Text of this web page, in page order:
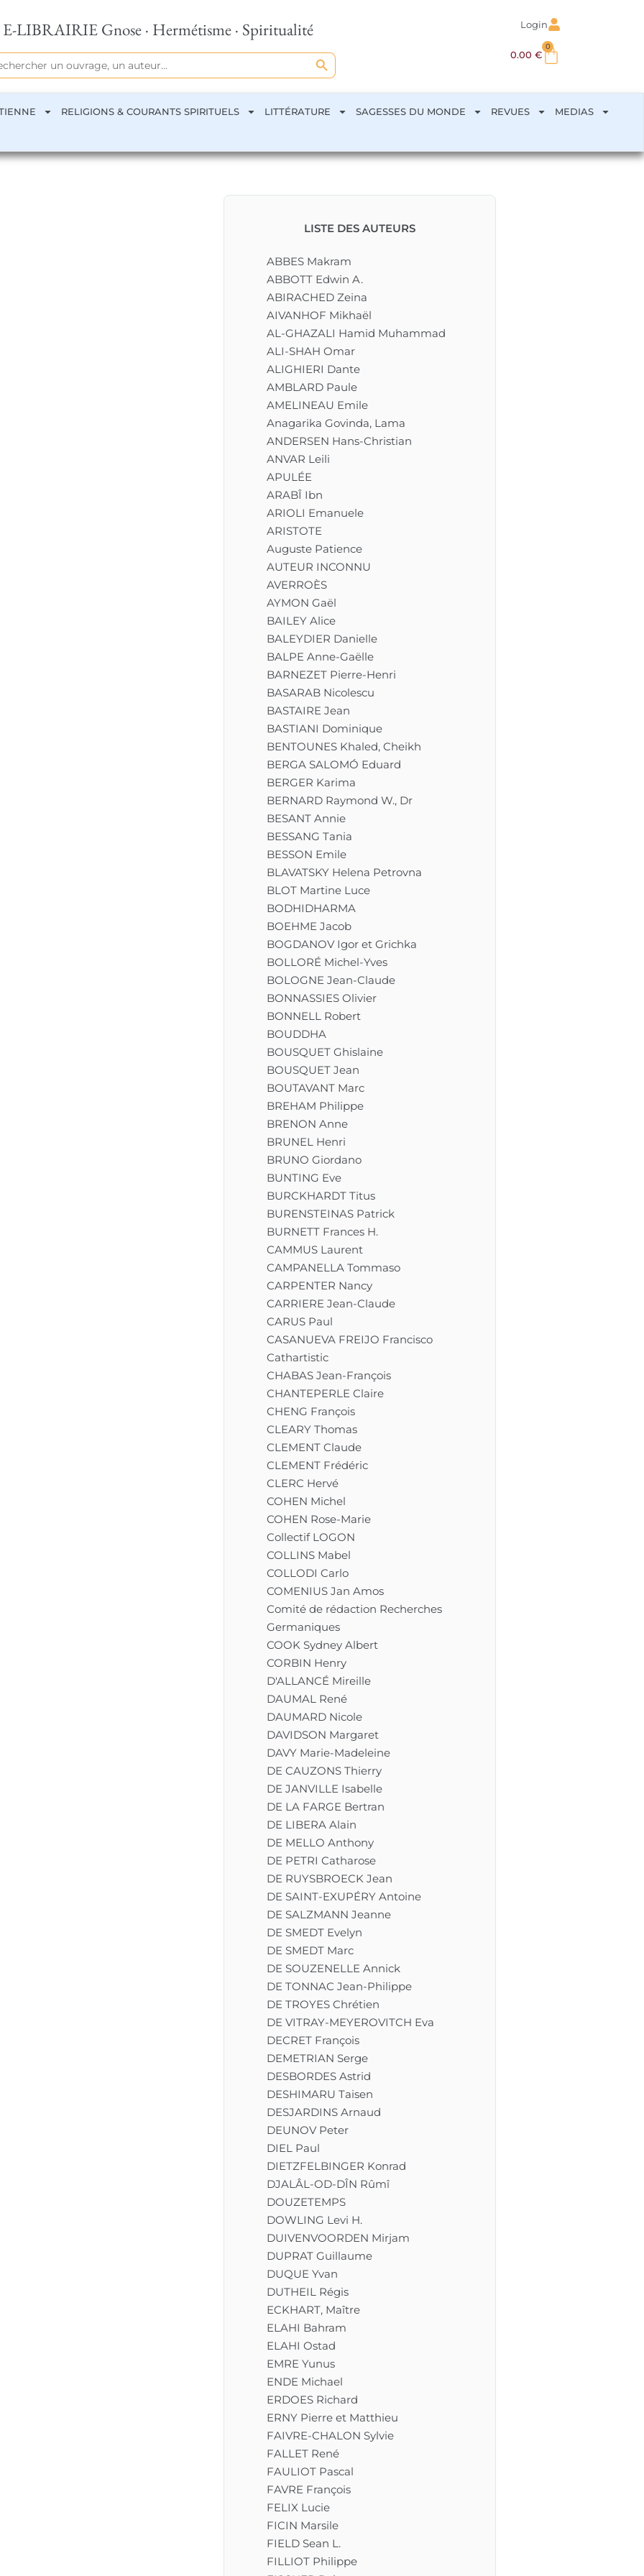
E-LIBRAIRIE Gnose · Hermétisme · Spiritualité
Search Button
Login
0.00€
0
RELIGIONS & COURANTS SPIRITUELS LITTÉRATURE SAGESSES DU MONDE REVUES
MEDIAS
LISTE DES AUTEURS
ABBES Makram
ABBOTT Edwin A.
ABIRACHED Zeina
AIVANHOF Mikhaël
AL-GHAZALI Hamid Muhammad
ALI-SHAH Omar
ALIGHIERI Dante
AMBLARD Paule
AMELINEAU Emile
Anagarika Govinda, Lama
ANDERSEN Hans-Christian
ANVAR Leili
APULÉE
ARABÎ Ibn
ARIOLI Emanuele
ARISTOTE
Auguste Patience
AUTEUR INCONNU
AVERROÈS
AYMON Gaël
BAILEY Alice
BALEYDIER Danielle
BALPE Anne-Gaëlle
BARNEZET Pierre-Henri
BASARAB Nicolescu
BASTAIRE Jean
BASTIANI Dominique
BENTOUNES Khaled, Cheikh
BERGA SALOMÓ Eduard
BERGER Karima
BERNARD Raymond W., Dr
BESANT Annie
BESSANG Tania
BESSON Emile
BLAVATSKY Helena Petrovna
BLOT Martine Luce
BODHIDHARMA
BOEHME Jacob
BOGDANOV Igor et Grichka
BOLLORÉ Michel-Yves
BOLOGNE Jean-Claude
BONNASSIES Olivier
BONNELL Robert
BOUDDHA
BOUSQUET Ghislaine
BOUSQUET Jean
BOUTAVANT Marc
BREHAM Philippe
BRENON Anne
BRUNEL Henri
BRUNO Giordano
BUNTING Eve
BURCKHARDT Titus
BURENSTEINAS Patrick
BURNETT Frances H.
CAMMUS Laurent
CAMPANELLA Tommaso
CARPENTER Nancy
CARRIERE Jean-Claude
CARUS Paul
CASANUEVA FREIJO Francisco
Cathartistic
CHABAS Jean-François
CHANTEPERLE Claire
CHENG François
CLEARY Thomas
CLEMENT Claude
CLEMENT Frédéric
CLERC Hervé
COHEN Michel
COHEN Rose-Marie
Collectif LOGON
COLLINS Mabel
COLLODI Carlo
COMENIUS Jan Amos
Comité de rédaction Recherches
Germaniques
COOK Sydney Albert
CORBIN Henry
D'ALLANCÉ Mireille
DAUMAL René
DAUMARD Nicole
DAVIDSON Margaret
DAVY Marie-Madeleine
DE CAUZONS Thierry
DE JANVILLE Isabelle
DE LA FARGE Bertran
DE LIBERA Alain
DE MELLO Anthony
DE PETRI Catharose
DE RUYSBROECK Jean
DE SAINT-EXUPÉRY Antoine
DE SALZMANN Jeanne
DE SMEDT Evelyn
DE SMEDT Marc
DE SOUZENELLE Annick
DE TONNAC Jean-Philippe
DE TROYES Chrétien
DE VITRAY-MEYEROVITCH Eva
DECRET François
DEMETRIAN Serge
DESBORDES Astrid
DESHIMARU Taisen
DESJARDINS Arnaud
DEUNOV Peter
DIEL Paul
DIETZFELBINGER Konrad
DJALÂL-OD-DÎN Rûmî
DOUZETEMPS
DOWLING Levi H.
DUIVENVOORDEN Mirjam
DUPRAT Guillaume
DUQUE Yvan
DUTHEIL Régis
ECKHART, Maître
ELAHI Bahram
ELAHI Ostad
EMRE Yunus
ENDE Michael
ERDOES Richard
ERNY Pierre et Matthieu
FAIVRE-CHALON Sylvie
FALLET René
FAULIOT Pascal
FAVRE François
FELIX Lucie
FICIN Marsile
FIELD Sean L.
FILLIOT Philippe